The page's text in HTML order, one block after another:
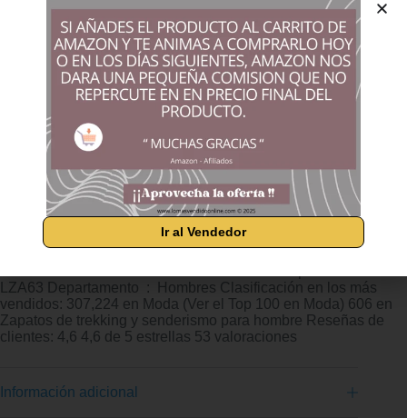
adidas Terrex Ax4 Beta Cold.rdy Amplíe su gama para los
meses de clima frío con estos zapatos de senderismo con
aislamiento adidas Terrex. Desde senderos cubiertos de
escarcha hasta crestas rocosas, mantendrán tus pies calientes
y cómodos para que puedas explorar por más tiempo.
COLD.RDY con aislamiento PrimaLoft® sella el calor en los
días fríos, mientras que la banda de rodadura de caucho
Continental mantiene el agarre sobre rocas, raíces y hielo.
Disfrute de la sensación de ligereza de un calzado para correr
y de la durabilidad resistente de un calzado para caminar con
aislamiento para ampliar su rango de comodidad. Fabricada
con una serie de materiales reciclados, esta parte superior
presenta al menos un 50 % de contenido reciclado. Este
producto representa solo una de nuestras soluciones para
ayudar a acabar con los residuos plásticos. Fecha de primera
LZA63 Departamento ‏ : ‎ Hombres Clasificación en los más
vendidos: 307,224 en Moda (Ver el Top 100 en Moda) 606 en
Zapatos de trekking y senderismo para hombre Reseñas de
clientes: 4,6 4,6 de 5 estrellas 53 valoraciones
Información adicional
Ir al Vendedor